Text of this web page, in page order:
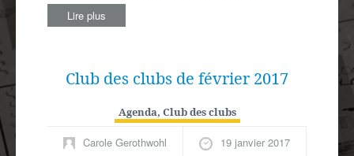
Lire plus
Club des clubs de février 2017
Agenda, Club des clubs
Carole Gerothwohl 19 janvier 2017